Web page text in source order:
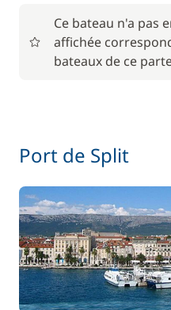
Ce bateau n'a pas
affichée
bateaux de ce
Port de Split